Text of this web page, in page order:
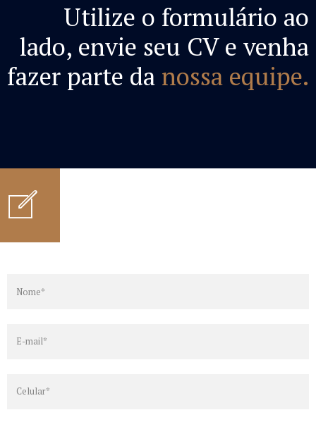
Utilize o formulário ao
lado, envie seu CV e venha
fazer parte da nossa equipe.